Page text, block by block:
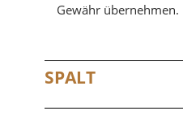
Gewähr übernehmen.
SPALT